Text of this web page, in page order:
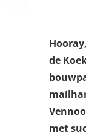
de
met